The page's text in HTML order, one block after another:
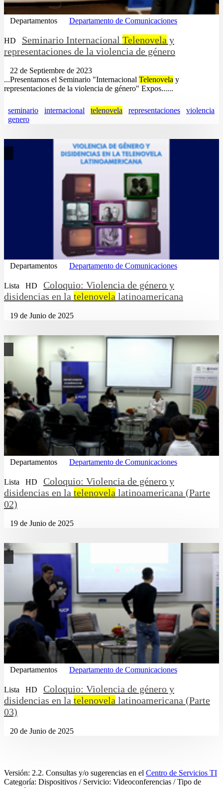
Departamentos Departamento de Comunicaciones
HD Seminario Internacional Telenovela y
representaciones de la violencia de género
22 de Septiembre de 2023
...Presentamos el Seminario "Internacional Telenovela y
representaciones de la violencia de género" Expos......
seminario internacional telenovela representaciones
violencia
genero
Departamentos Departamento de Comunicaciones
Lista HD
Coloquio: Violencia de género y
disidencias en la telenovela latinoamericana
19 de Junio de 2025
Departamentos Departamento de Comunicaciones
Lista HD
Coloquio: Violencia de género y
disidencias en la telenovela latinoamericana (Parte
02)
19 de Junio de 2025
Departamentos Departamento de Comunicaciones
Lista HD
Coloquio: Violencia de género y
disidencias en la telenovela latinoamericana (Parte
03)
20 de Junio de 2025
Versión: 2.2. Consultas y/o sugerencias en el Centro de Servicios TI
Categoría: Dispositivos / Servicio: Videoconferencias / Tipo de